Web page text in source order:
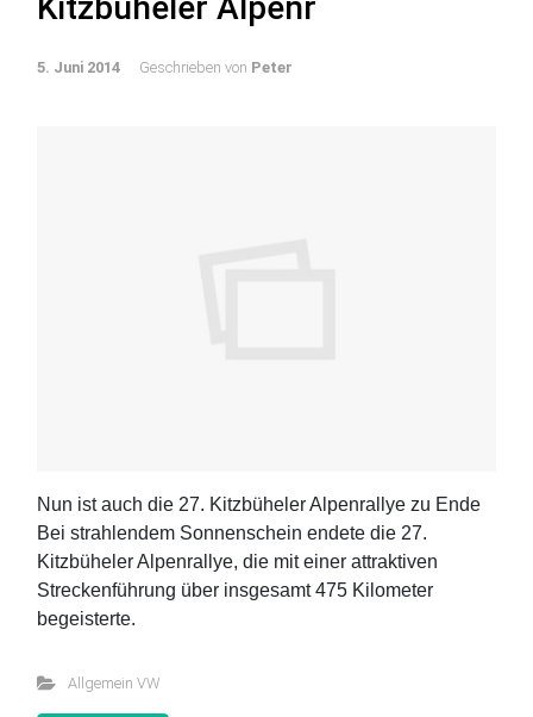
5. Juni 2014 Geschrieben von Peter
Nun ist auch die 27. Kitzbüheler Alpenrallye zu Ende
Bei strahlendem Sonnenschein endete die 27.
Kitzbüheler Alpenrallye, die mit einer attraktiven
Streckenführung über insgesamt 475 Kilometer
begeisterte.
Allgemein VW